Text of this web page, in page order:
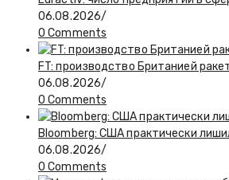
06.08.2026/
0 Comments
FT: производство Британией
06.08.2026/
0 Comments
Bloomberg: США практически
06.08.2026/
0 Comments